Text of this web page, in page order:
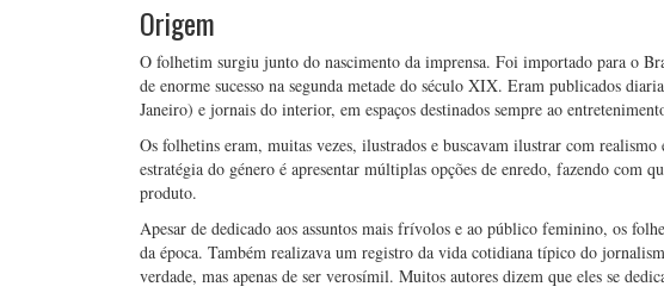
Origem
O folhetim surgiu junto do nascimento da imprensa. Foi importado para o
de enorme sucesso na segunda metade do século XIX. Eram publicados
Janeiro) e jornais do interior, em espaços destinados sempre ao
Os folhetins eram, muitas vezes, ilustrados e buscavam ilustrar com
estratégia do género é apresentar múltiplas opções de enredo, fazendo com
produto.
Apesar de dedicado aos assuntos mais frívolos e ao público feminino, os
da época. Também realizava um registro da vida cotidiana típico do
verdade, mas apenas de ser verosímil. Muitos autores dizem que eles se